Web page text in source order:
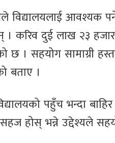
विद्यालयलाई आवश्यक
। करिव दुई लाख २३
छ । सहयोग सामाग्री
बताए ।
पहुँच भन्दा
होस् भन्ने उद्देश्यले